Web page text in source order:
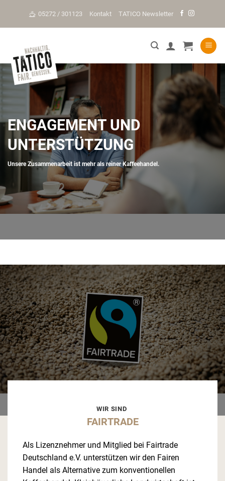
content
05272 / 301123 Kontakt TATICO Newsletter
ENGAGEMENT UND
UNTERSTÜTZUNG
Unsere Zusammenarbeit ist mehr als reiner Kaffeehandel.
WIR SIND
FAIRTRADE
Als Lizenznehmer und Mitglied bei Fairtrade
Deutschland e.V. unterstützen wir den Fairen
Handel als Alternative zum konventionellen